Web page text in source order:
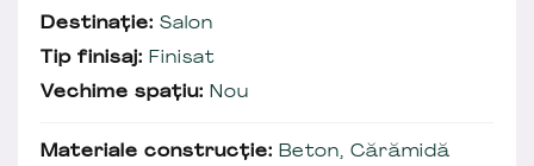
Destinație: Salon
Tip finisaj: Finisat
Vechime spațiu: Nou
Materiale construcție: Beton, Cărămidă